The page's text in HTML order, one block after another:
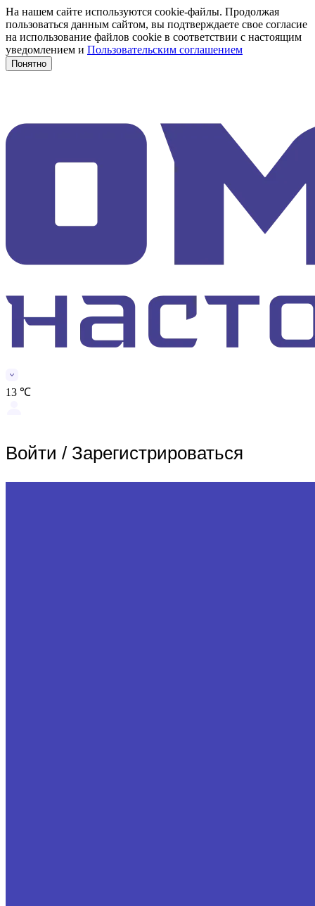
На нашем сайте используются cookie-файлы. Продолжая
пользоваться данным сайтом, вы подтверждаете свое согласие
на использование файлов cookie в соответствии с настоящим
уведомлением и Пользовательским соглашением
Понятно
13 ℃
Войти / Зарегистрироваться